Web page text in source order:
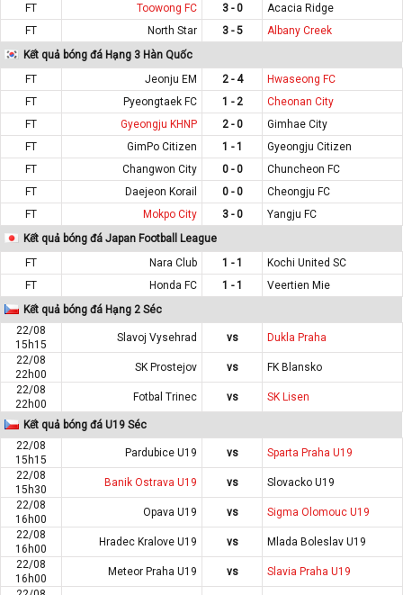
FT
Toowong FC 3 - 0
Acacia Ridge
FT
North Star 3 - 5
Albany Creek
Kết quả bóng đá Hạng 3 Hàn Quốc
FT
Jeonju EM 2 - 4
Hwaseong FC
FT
Pyeongtaek FC 1 - 2
Cheonan City
FT
Gyeongju KHNP 2 - 0
Gimhae City
FT
GimPo Citizen 1 - 1
Gyeongju Citizen
FT
Changwon City 0 - 0
Chuncheon FC
FT
Daejeon Korail 0 - 0
Cheongju FC
FT
Mokpo City 3 - 0
Yangju FC
Kết quả bóng đá Japan Football League
FT
Nara Club 1 - 1
Kochi United SC
FT
Honda FC 1 - 1
Veertien Mie
Kết quả bóng đá Hạng 2 Séc
22/08
15h15
Slavoj Vysehrad vs
Dukla Praha
22/08
22h00
SK Prostejov vs
FK Blansko
22/08
22h00
Fotbal Trinec vs SK Lisen
Kết quả bóng đá U19 Séc
22/08
15h15
Pardubice U19 vs
Sparta Praha U19
22/08
15h30
Banik Ostrava U19 vs
Slovacko U19
22/08
16h00
Opava U19 vs
Sigma Olomouc U19
22/08
16h00
Hradec Kralove U19 vs
Mlada Boleslav U19
22/08
16h00
Meteor Praha U19 vs
Slavia Praha U19